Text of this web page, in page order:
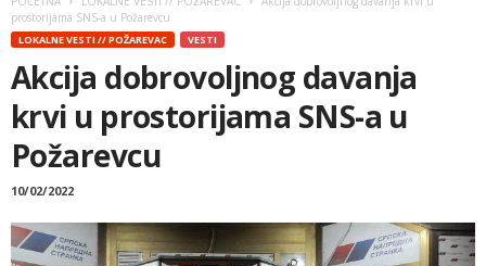
prostorijama SNS-a u Požarevcu
LOKALNE VESTI // POŽAREVAC VESTI
Akcija dobrovoljnog davanja
krvi u prostorijama SNS-a u
Požarevcu
10/02/2022